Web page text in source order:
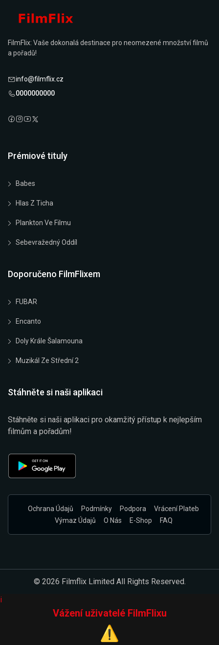
FilmFlix: Vaše dokonalá destinace pro neomezené množství filmů
a pořadů!
info@filmflix.cz
0000000000
Prémiové tituly
Babes
Hlas Z Ticha
Plankton Ve Filmu
Sebevražedný Oddíl
Doporučeno FilmFlixem
FUBAR
Encanto
Doly Krále Šalamouna
Muzikál Ze Střední 2
Stáhněte si naši aplikaci
Stáhněte si naši aplikaci pro okamžitý přístup k nejlepším
filmům a pořadům!
Ochrana Údajů Podmínky Podpora
Vrácení Plateb
Výmaz Údajů
O Nás E-Shop FAQ
© 2026 Filmflix Limited All Rights Reserved.
i
Vážení uživatelé FilmFlixu
⚠️